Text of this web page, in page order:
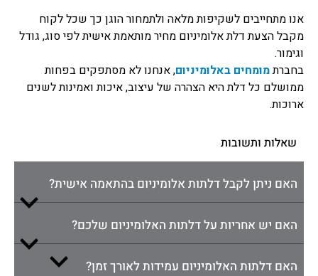
אנו מתחייבים לשקיפות מלאה ולתמחור הוגן כך שכל לקוח
מקבל הצעת דלת אלומיניום מחיר מותאמת אישית לפי סוג, גודל
וגימור.
בחברתמומחים באלומיניום, אנחנו לא מסתפקים בפחות
ממושלם כל דלת היא הצהרה של עיצוב, איכות ואמינות לשנים
ארוכות.
שאלות ותשובות
האם ניתן לקבל דלתות אלומיניום בהתאמה אישית?
האם יש אחריות על דלתות האלומיניום שלכם?
האם דלתות האלומיניום עמידות לאורך זמן?